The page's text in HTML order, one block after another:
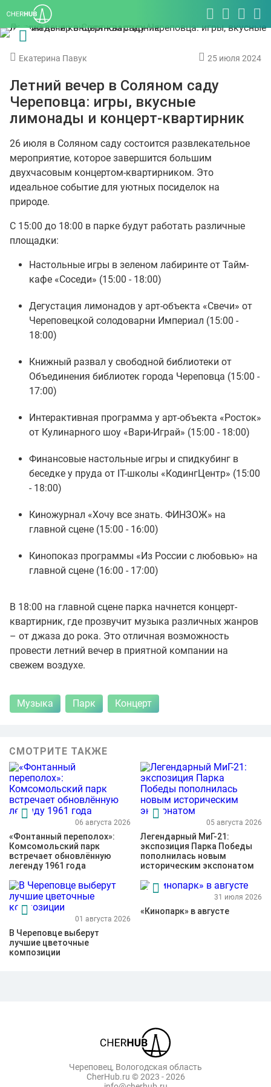
Екатерина Павук 25 июля 2024
Летний вечер в Соляном саду
Череповца: игры, вкусные
лимонады и концерт-квартирник
26 июля в Соляном саду состоится развлекательное
мероприятие, которое завершится большим
двухчасовым концертом-квартирником. Это
идеальное событие для уютных посиделок на
природе.
С 15:00 до 18:00 в парке будут работать различные
площадки:
Настольные игры в зеленом лабиринте от Тайм-
кафе «Соседи» (15:00 - 18:00)
Дегустация лимонадов у арт-объекта «Свечи» от
Череповецкой солодоварни Империал (15:00 -
18:00)
Книжный развал у свободной библиотеки от
Объединения библиотек города Череповца (15:00 -
17:00)
Интерактивная программа у арт-объекта «Росток»
от Кулинарного шоу «Вари-Играй» (15:00 - 18:00)
Финансовые настольные игры и спидкубинг в
беседке у пруда от IT-школы «КодингЦентр» (15:00
- 18:00)
Киножурнал «Хочу все знать. ФИНЗОЖ» на
главной сцене (15:00 - 16:00)
Кинопоказ программы «Из России с любовью» на
главной сцене (16:00 - 17:00)
В 18:00 на главной сцене парка начнется концерт-
квартирник, где прозвучит музыка различных жанров
– от джаза до рока. Это отличная возможность
провести летний вечер в приятной компании на
свежем воздухе.
Музыка Парк Концерт
СМОТРИТЕ ТАКЖЕ
06 августа 2026
«Фонтанный переполох»:
Комсомольский парк
встречает обновлённую
легенду 1961 года
05 августа 2026
Легендарный МиГ-21:
экспозиция Парка Победы
пополнилась новым
историческим экспонатом
01 августа 2026
В Череповце выберут
лучшие цветочные
композиции
31 июля 2026
«Кинопарк» в августе
Череповец, Вологодская область
CherHub.ru © 2023 - 2026